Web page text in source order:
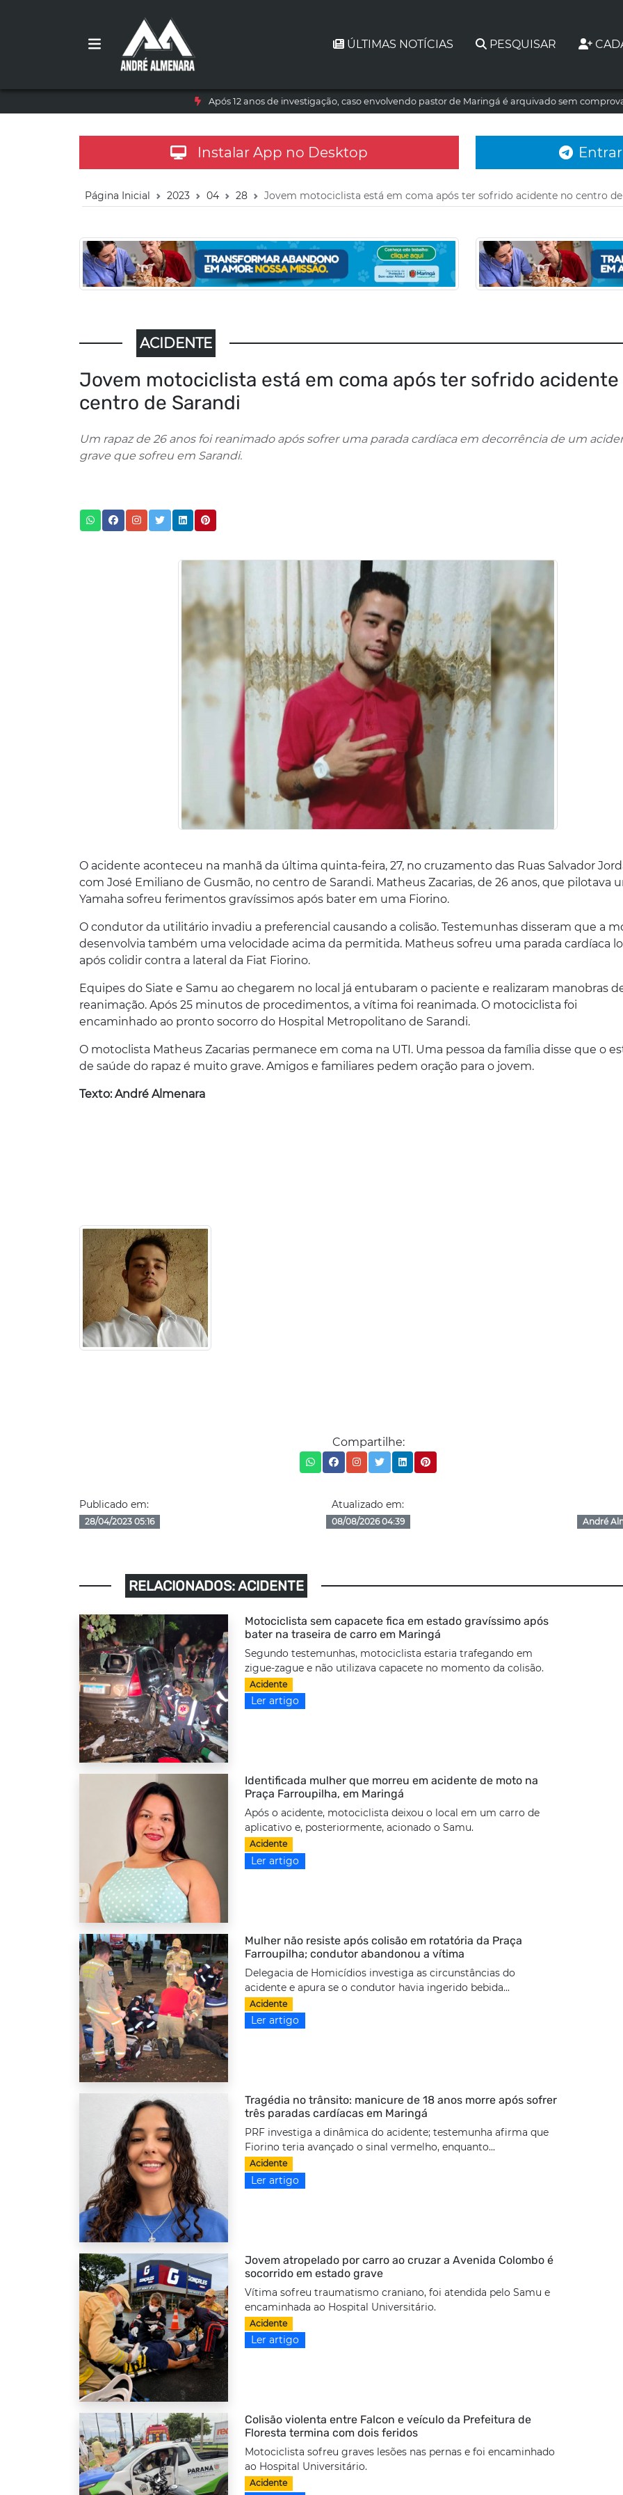
ÚLTIMAS NOTÍCIAS PESQUISAR
Após 12 anos de investigação, caso envolvendo pastor de Maringá é arquivado sem
Instalar App no Desktop
Página Inicial 2023 04 28 Jovem motociclista está em coma após ter sofrido acidente no centro de
ACIDENTE
Jovem motociclista está em coma após ter sofrido acidente
centro de Sarandi
Um rapaz de 26 anos foi reanimado após sofrer uma parada cardíaca em decorrência de um
grave que sofreu em Sarandi.
O acidente aconteceu na manhã da última quinta-feira, 27, no cruzamento das Ruas Salvador
com José Emiliano de Gusmão, no centro de Sarandi. Matheus Zacarias, de 26 anos, que pilotava
Yamaha sofreu ferimentos gravíssimos após bater em uma Fiorino.
O condutor da utilitário invadiu a preferencial causando a colisão. Testemunhas disseram que a
desenvolvia também uma velocidade acima da permitida. Matheus sofreu uma parada cardíaca
após colidir contra a lateral da Fiat Fiorino.
Equipes do Siate e Samu ao chegarem no local já entubaram o paciente e realizaram manobras
reanimação. Após 25 minutos de procedimentos, a vítima foi reanimada. O motociclista foi
encaminhado ao pronto socorro do Hospital Metropolitano de Sarandi.
O motoclista Matheus Zacarias permanece em coma na UTI. Uma pessoa da família disse que o
de saúde do rapaz é muito grave. Amigos e familiares pedem oração para o jovem.
Texto: André Almenara
Compartilhe:
Publicado em:
28/04/2023 05:16
Atualizado em:
08/08/2026 04:39 André
RELACIONADOS: ACIDENTE
Motociclista sem capacete fica em estado gravíssimo após
bater na traseira de carro em Maringá
Segundo testemunhas, motociclista estaria trafegando em
zigue-zague e não utilizava capacete no momento da colisão.
Acidente
Ler artigo
Identificada mulher que morreu em acidente de moto na
Praça Farroupilha, em Maringá
Após o acidente, motociclista deixou o local em um carro de
aplicativo e, posteriormente, acionado o Samu.
Acidente
Ler artigo
Mulher não resiste após colisão em rotatória da Praça
Farroupilha; condutor abandonou a vítima
Delegacia de Homicídios investiga as circunstâncias do
acidente e apura se o condutor havia ingerido bebida...
Acidente
Ler artigo
Tragédia no trânsito: manicure de 18 anos morre após sofrer
três paradas cardíacas em Maringá
PRF investiga a dinâmica do acidente; testemunha afirma que
Fiorino teria avançado o sinal vermelho, enquanto...
Acidente
Ler artigo
Jovem atropelado por carro ao cruzar a Avenida Colombo é
socorrido em estado grave
Vítima sofreu traumatismo craniano, foi atendida pelo Samu e
encaminhada ao Hospital Universitário.
Acidente
Ler artigo
Colisão violenta entre Falcon e veículo da Prefeitura de
Floresta termina com dois feridos
Motociclista sofreu graves lesões nas pernas e foi encaminhado
ao Hospital Universitário.
Acidente